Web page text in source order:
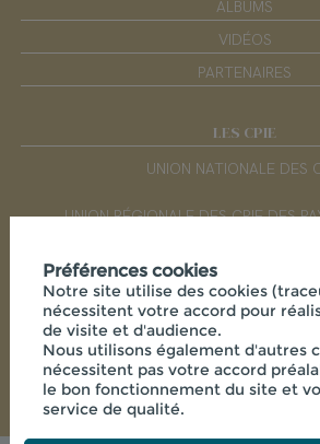
ALBUMS
VIDÉOS
PARTENAIRES
LES CPIE
UNION NATIONALE DES
UNION RÉGIONALE DES CPIE DES
RÉSEAUX SOCIAUX
Préférences cookies
Notre site utilise des cookies
nécessitent votre accord pour
de visite et d'audience.
Nous utilisons également d'autres
nécessitent pas votre accord
le bon fonctionnement du site et
service de qualité.